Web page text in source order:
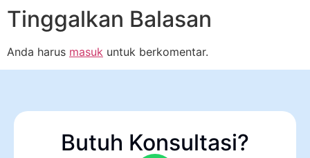
Tinggalkan Balasan
Anda harus masuk untuk berkomentar.
Butuh Konsultasi?